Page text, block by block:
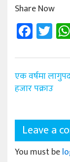
Share Now
Post
navigation
एक वर्षमा
हजार पक्राउ
Leave a
You must be